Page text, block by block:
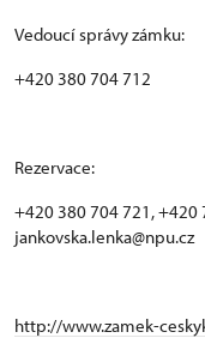
Vedoucí správy zámku:
+420 380 704 712
Rezervace:
+420 380 704 721, +420
jankovska.lenka@npu.cz
http://www.zamek-